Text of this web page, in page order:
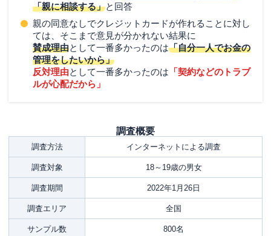
「親に相談する」と回答
親の同意なしでクレジットカードが作れることに対し
ては、そこまで意見が分かれない結果に
賛成理由として一番多かったのは「自分一人でお金の
管理をしたいから」
反対理由として一番多かったのは 「契約などのトラブ
ルが心配だから」
調査概要
調査方法 インターネットによる調査
調査対象 18～19歳の男女
調査期間 2022年1月26日
調査エリア 全国
サンプル数 800名